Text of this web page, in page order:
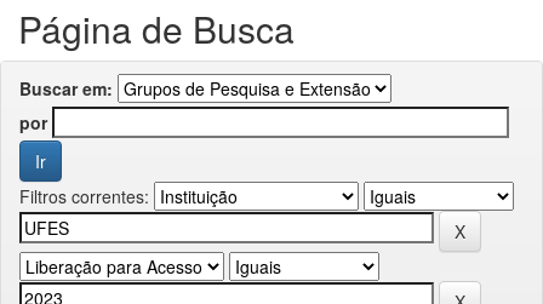
Página de Busca
Buscar em:
por
Filtros correntes: